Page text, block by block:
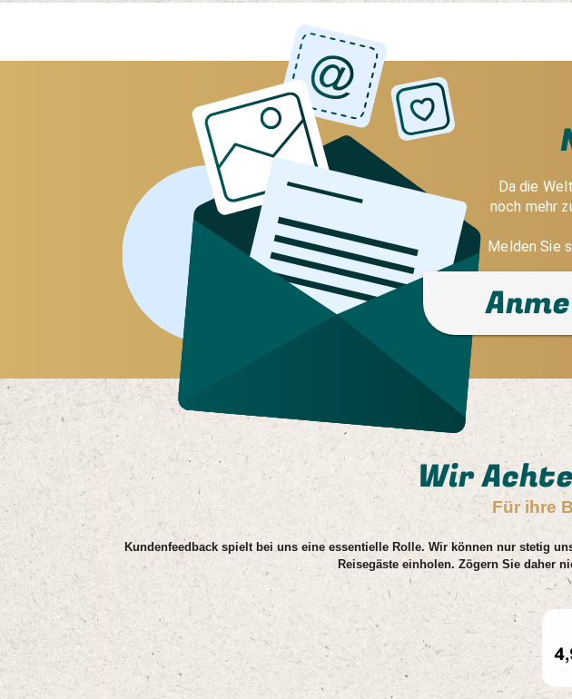
Da die
noch mehr
Melden Sie
Wir
Für ihre
Kundenfeedback spielt bei uns eine essentielle Rolle. Wir können nur stetig
Reisegäste einholen. Zögern Sie daher